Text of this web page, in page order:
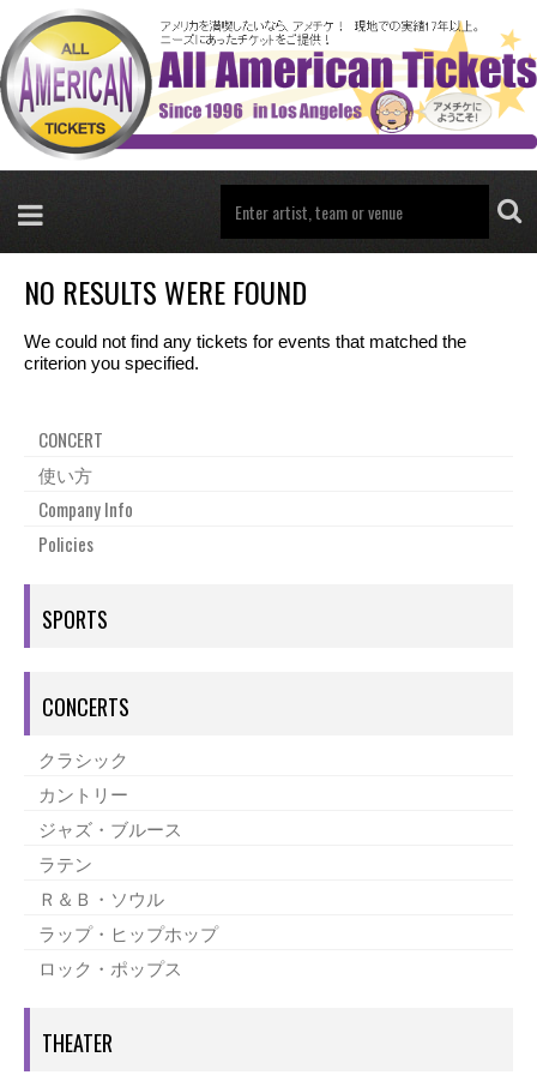
CONCERT
使い方
Company Info
Policies
SPORTS
CONCERTS
クラシック
カントリー
ジャズ・ブルース
ラテン
Ｒ＆Ｂ・ソウル
ラップ・ヒップホップ
ロック・ポップス
THEATER
NO RESULTS WERE FOUND
We could not find any tickets for events that matched the
criterion you specified.